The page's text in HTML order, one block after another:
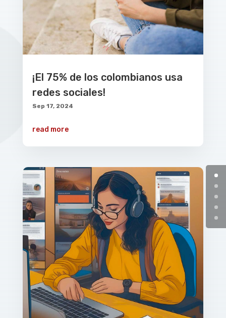
¡El 75% de los colombianos usa
redes sociales!
Sep 17, 2024
read more